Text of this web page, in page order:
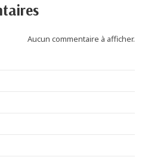
Aucun commentaire à afficher.